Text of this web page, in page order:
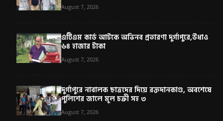
August 7, 2026
এটিএম কার্ড আটকে অভিনব প্রতারণা দুর্গাপুরে,উধাও
৬৪ হাজার টাকা
August 7, 2026
দুর্গাপুরে নাবালক ছাত্রদের দিয়ে রক্তদানকাণ্ড, অবশেষে
পুলিশের জালে মূল চক্রী সহ ৩
August 7, 2026